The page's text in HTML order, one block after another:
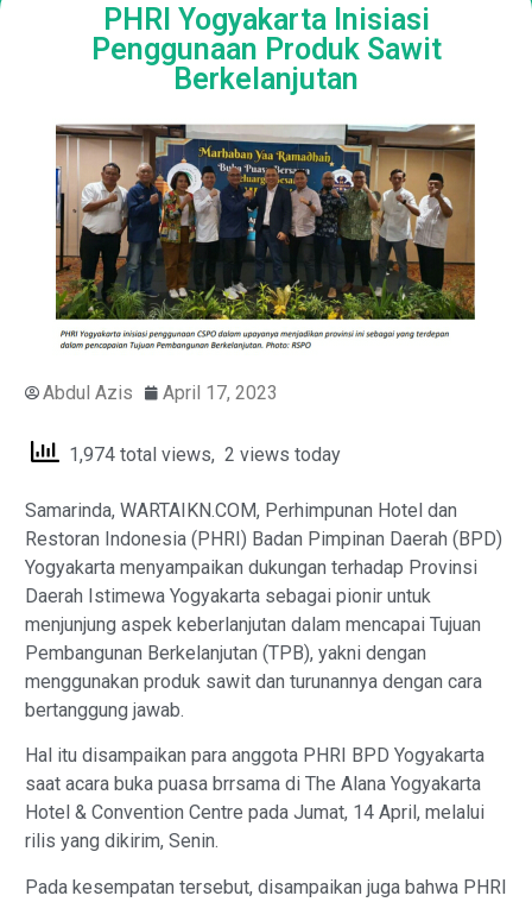
PHRI Yogyakarta Inisiasi
Penggunaan Produk Sawit
Berkelanjutan
Abdul Azis April 17, 2023
1,974 total views, 2 views today
Samarinda, WARTAIKN.COM, Perhimpunan Hotel dan
Restoran Indonesia (PHRI) Badan Pimpinan Daerah (BPD)
Yogyakarta menyampaikan dukungan terhadap Provinsi
Daerah Istimewa Yogyakarta sebagai pionir untuk
menjunjung aspek keberlanjutan dalam mencapai Tujuan
Pembangunan Berkelanjutan (TPB), yakni dengan
menggunakan produk sawit dan turunannya dengan cara
bertanggung jawab.
Hal itu disampaikan para anggota PHRI BPD Yogyakarta
saat acara buka puasa brrsama di The Alana Yogyakarta
Hotel & Convention Centre pada Jumat, 14 April, melalui
rilis yang dikirim, Senin.
Pada kesempatan tersebut, disampaikan juga bahwa PHRI